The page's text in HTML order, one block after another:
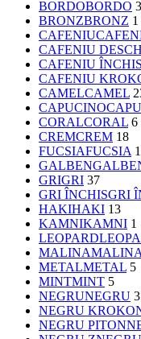
BORDOBORDO
BRONZBRONZ 1
CAFENIU
CAFENIU
CAFENIU ÎNCHIS
CAFENIU
CAMELCAMEL
CAPUCINO
CORALCORAL 6
CREMCREM 18
FUCSIAFUCSIA
GALBEN
GRIGRI 37
GRI ÎNCHISGRI
HAKIHAKI 13
KAMNIKAMNI 1
LEOPARD
MALINAMALINA
METALMETAL 5
MINTMINT 5
NEGRUNEGRU
NEGRU KROKO
NEGRU PITON